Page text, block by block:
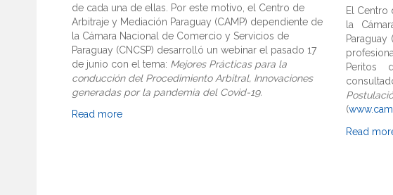
de cada una de ellas. Por este motivo, el Centro de
Arbitraje y Mediación Paraguay (CAMP) dependiente de
la Cámara Nacional de Comercio y Servicios de
Paraguay (CNCSP) desarrolló un webinar el pasado 17
de junio con el tema: Mejores Prácticas para la
conducción del Procedimiento Arbitral, Innovaciones
generadas por la pandemia del Covid-19.
Read more
El Centro
la
Peritos
(
Read